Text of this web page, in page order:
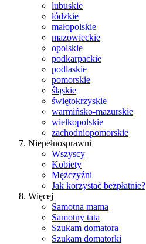
lubuskie
łódzkie
małopolskie
mazowieckie
opolskie
podkarpackie
podlaskie
pomorskie
śląskie
świętokrzyskie
warmińsko-mazurskie
wielkopolskie
zachodniopomorskie
Niepełnosprawni
Wszyscy
Kobiety
Mężczyźni
Jak korzystać bezpłatnie?
Więcej
Samotna mama
Samotny tata
Szukam domatora
Szukam domatorki